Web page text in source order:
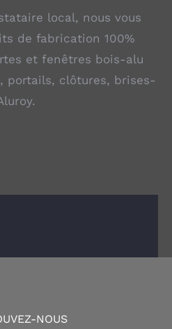
local, nous vous
de fabrication 100%
et fenêtres bois-alu
portails, clôtures, brises-
NOUS